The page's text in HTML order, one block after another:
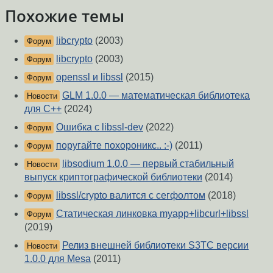
Похожие темы
Форум libcrypto (2003)
Форум libcrypto (2003)
Форум openssl и libssl (2015)
Новости GLM 1.0.0 — математическая библиотека
для C++ (2024)
Форум Ошибка с libssl-dev (2022)
Форум поругайте похороникс.. :-) (2011)
Новости
libsodium 1.0.0 — первый стабильный
выпуск криптографической библиотеки (2014)
Форум libssl/crypto валится с сегфолтом (2018)
Форум Статическая линковка myapp+libcurl+libssl
(2019)
Новости
Релиз внешней библиотеки S3TC версии
1.0.0 для Mesa (2011)